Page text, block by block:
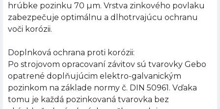
hrúbke pozinku 70 µm. Vrstva zinkového povlaku
zabezpečuje optimálnu a dlhotrvajúcu ochranu
voči korózii.
Doplnková ochrana proti korózii:
Po strojovom opracovaní závitov sú tvarovky Gebo
opatrené doplňujúcim elektro-galvanickým
pozinkom na základe normy č. DIN 50961. Vďaka
tomu je každá pozinkovaná tvarovka bez